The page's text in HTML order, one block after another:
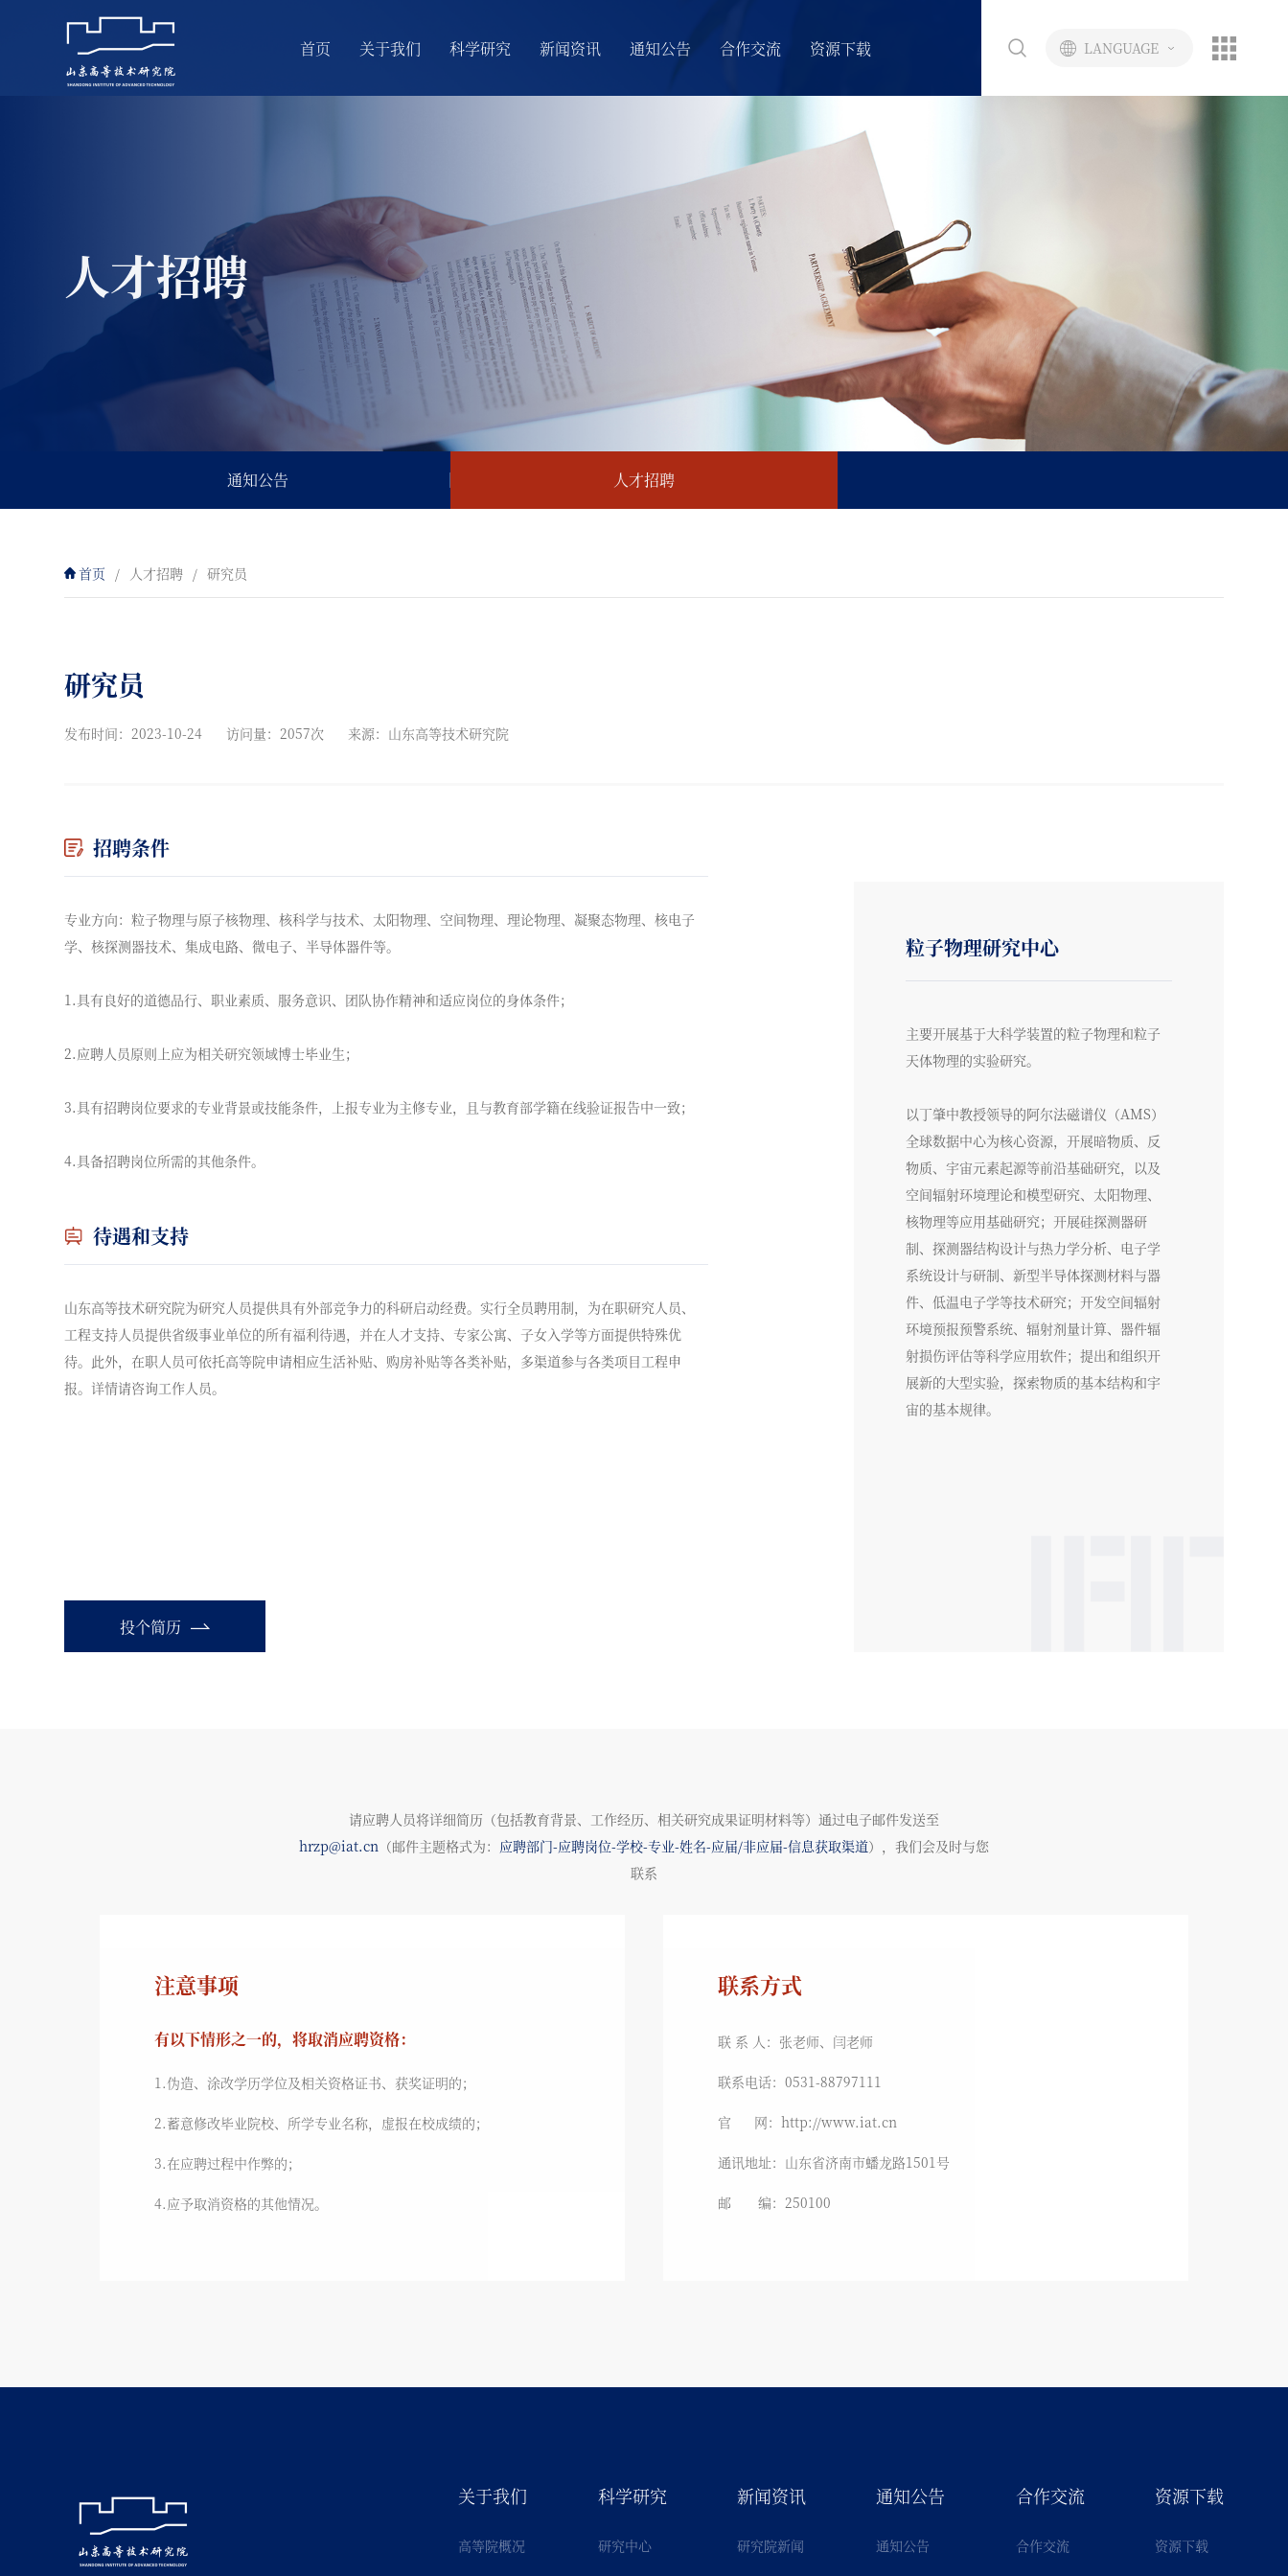
首页 关于我们 科学研究 新闻资讯 通知公告 合作交流 资源下载 LANGUAGE
人才招聘
通知公告 人才招聘
首页 / 人才招聘 / 研究员
研究员
发布时间：2023-10-24 访问量：2057次 来源：山东高等技术研究院
招聘条件
专业方向：粒子物理与原子核物理、核科学与技术、太阳物理、空间物理、理论物理、凝聚态物理、核电子
学、核探测器技术、集成电路、微电子、半导体器件等。
1.具有良好的道德品行、职业素质、服务意识、团队协作精神和适应岗位的身体条件；
2.应聘人员原则上应为相关研究领域博士毕业生；
3.具有招聘岗位要求的专业背景或技能条件，上报专业为主修专业，且与教育部学籍在线验证报告中一致；
4.具备招聘岗位所需的其他条件。
待遇和支持
山东高等技术研究院为研究人员提供具有外部竞争力的科研启动经费。实行全员聘用制，为在职研究人员、
工程支持人员提供省级事业单位的所有福利待遇，并在人才支持、专家公寓、子女入学等方面提供特殊优
待。此外，在职人员可依托高等院申请相应生活补贴、购房补贴等各类补贴，多渠道参与各类项目工程申
报。详情请咨询工作人员。
投个简历
粒子物理研究中心
主要开展基于大科学装置的粒子物理和粒子
天体物理的实验研究。
以丁肇中教授领导的阿尔法磁谱仪（AMS）
全球数据中心为核心资源，开展暗物质、反
物质、宇宙元素起源等前沿基础研究，以及
空间辐射环境理论和模型研究、太阳物理、
核物理等应用基础研究；开展硅探测器研
制、探测器结构设计与热力学分析、电子学
系统设计与研制、新型半导体探测材料与器
件、低温电子学等技术研究；开发空间辐射
环境预报预警系统、辐射剂量计算、器件辐
射损伤评估等科学应用软件；提出和组织开
展新的大型实验，探索物质的基本结构和宇
宙的基本规律。
请应聘人员将详细简历（包括教育背景、工作经历、相关研究成果证明材料等）通过电子邮件发送至
hrzp@iat.cn （邮件主题格式为： 应聘部门-应聘岗位-学校-专业-姓名-应届/非应届-信息获取渠道），我们会及时与您
联系
注意事项
有以下情形之一的，将取消应聘资格：
1.伪造、涂改学历学位及相关资格证书、获奖证明的；
2.蓄意修改毕业院校、所学专业名称，虚报在校成绩的；
3.在应聘过程中作弊的；
4.应予取消资格的其他情况。
联系方式
联 系 人：张老师、闫老师
联系电话：0531-88797111
官 网：http://www.iat.cn
通讯地址：山东省济南市蟠龙路1501号
邮 编：250100
关于我们
高等院概况
科学研究
研究中心
新闻资讯
研究院新闻
通知公告
通知公告
合作交流
合作交流
资源下载
资源下载